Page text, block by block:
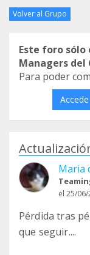
Volver al Grupo
Este foro sólo
Managers del
Para poder
Accede
Maria
el 25/06/
Pérdida tras
que seguir....